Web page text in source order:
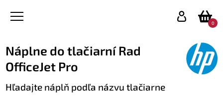
0
Náplne do tlačiarní Rad
OfficeJet Pro
Hľadajte náplň podľa názvu tlačiarne